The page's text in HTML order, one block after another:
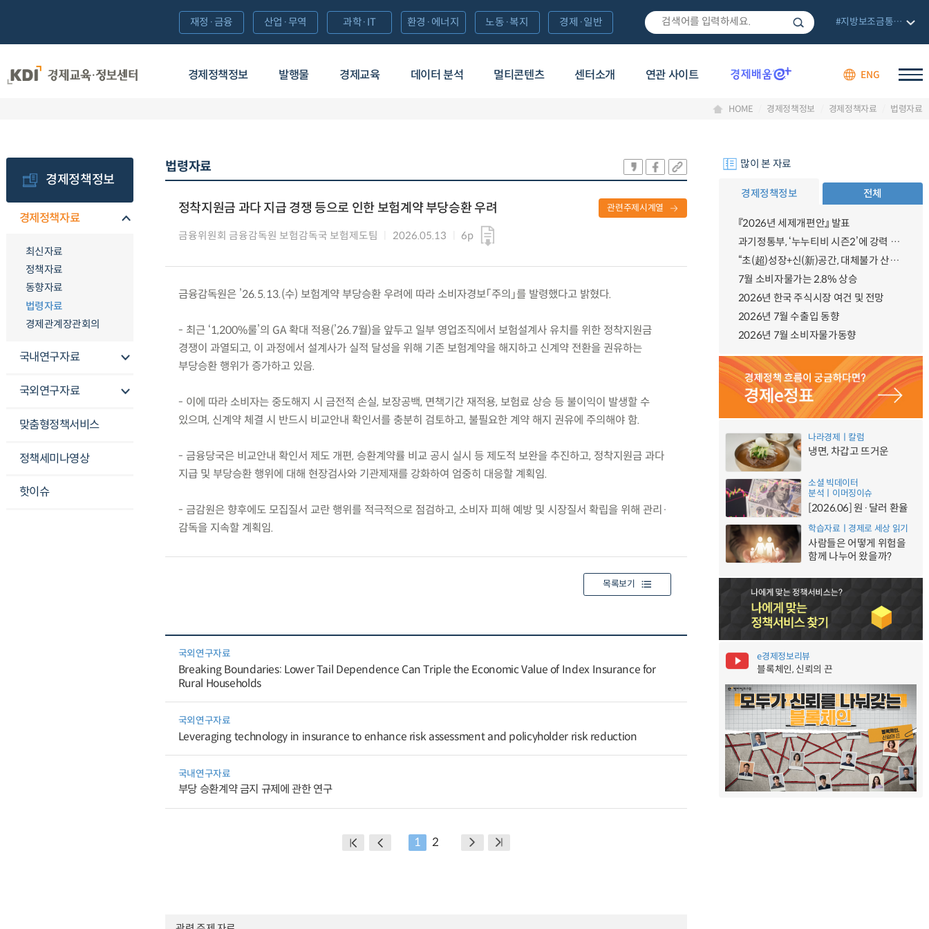
경제정책정보 발행물 경제교육 데이터 분석 멀티콘텐츠 센터소개 연관 사이트 ENG
재정·금융 산업·무역 과학·IT 환경·에너지 노동·복지 경제·일반 #지방보조금통합관리망
HOME 경제정책정보 경제정책자료 법령자료
경제정책정보
경제정책자료
최신자료
정책자료
동향자료
법령자료
경제관계장관회의
국내연구자료
국외연구자료
맞춤형정책서비스
정책세미나영상
핫이슈
법령자료
정착지원금 과다 지급 경쟁 등으로 인한 보험계약 부당승환 우려
금융위원회 금융감독원 보험감독국 보험제도팀 2026.05.13 6p
관련주제시계열
금융감독원은 ’26.5.13.(수) 보험계약 부당승환 우려에 따라 소비자경보「주의」를 발령했다고 밝혔다.
- 최근 ‘1,200%룰’의 GA 확대 적용(’26.7월)을 앞두고 일부 영업조직에서 보험설계사 유치를 위한 정착지원금
경쟁이 과열되고, 이 과정에서 설계사가 실적 달성을 위해 기존 보험계약을 해지하고 신계약 전환을 권유하는
부당승환 행위가 증가하고 있음.
- 이에 따라 소비자는 중도해지 시 금전적 손실, 보장공백, 면책기간 재적용, 보험료 상승 등 불이익이 발생할 수
있으며, 신계약 체결 시 반드시 비교안내 확인서를 충분히 검토하고, 불필요한 계약 해지 권유에 주의해야 함.
- 금융당국은 비교안내 확인서 제도 개편, 승환계약률 비교 공시 실시 등 제도적 보완을 추진하고, 정착지원금 과다
지급 및 부당승환 행위에 대해 현장검사와 기관제재를 강화하여 엄중히 대응할 계획임.
- 금감원은 향후에도 모집질서 교란 행위를 적극적으로 점검하고, 소비자 피해 예방 및 시장질서 확립을 위해 관리·
감독을 지속할 계획임.
목록보기
국외연구자료
Breaking Boundaries: Lower Tail Dependence Can Triple the Economic Value of Index Insurance for
Rural Households
국외연구자료
Leveraging technology in insurance to enhance risk assessment and policyholder risk reduction
국내연구자료
부당 승환계약 금지 규제에 관한 연구
1 2
많이 본 자료
경제정책정보 전체
『2026년 세제개편안』 발표
과기정통부, ‘누누티비 시즌2’에 강력 대응 의지 밝혀
“초(超)성장+신(新)공간, 대체불가 산업강국”
7월 소비자물가는 2.8% 상승
2026년 한국 주식시장 여건 및 전망
2026년 7월 수출입 동향
2026년 7월 소비자물가동향
나라경제ㅣ칼럼
냉면, 차갑고 뜨거운
소셜 빅데이터
분석ㅣ이머징이슈
[2026.06] 원·달러 환율
학습자료ㅣ경제로 세상 읽기
사람들은 어떻게 위험을
함께 나누어 왔을까?
e경제정보리뷰
블록체인, 신뢰의 끈